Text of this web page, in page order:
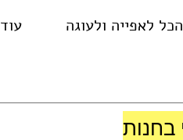
הכל לאפייה ולעוגה עוד